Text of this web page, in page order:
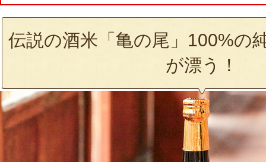
伝説の酒米「亀の尾」100%の
が漂う！